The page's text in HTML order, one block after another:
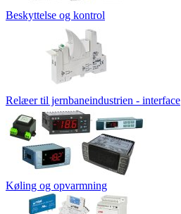
Beskyttelse og kontrol
Relæer til jernbaneindustrien - interface
Køling og opvarmning